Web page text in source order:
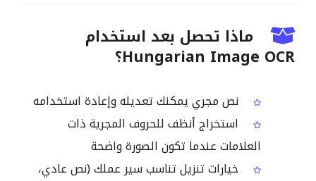
ماذا تحصل بعد استخدام
Hungarian Image OCR؟
نص مجري يمكنك تعديله وإعادة استخدامه
استخراج أنظف للحروف المجرية ذات
العلامات عندما تكون الصورة واضحة
خيارات تنزيل تناسب سير عملك (نص عادي،